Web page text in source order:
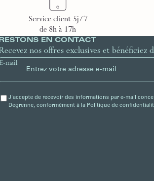
Service client 5j/7
de 8h à 17h
RESTONS EN CONTACT
nos offres exclusives et bénéficiez
E-mail
J'accepte de recevoir des informations par e-mail
Degrenne, conformément à la Politique de